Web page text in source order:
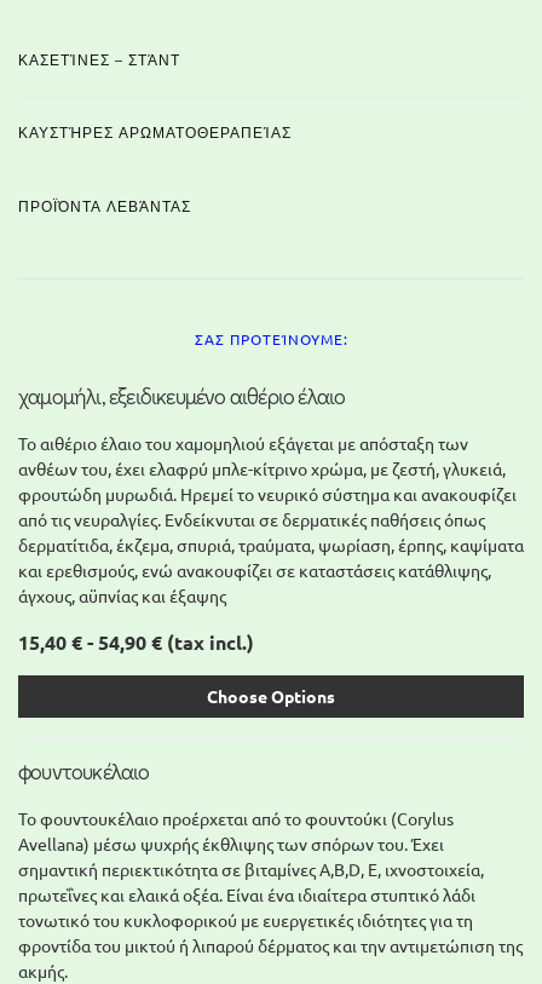
ΚΑΣΕΤΊΝΕΣ – ΣΤΆΝΤ
ΚΑΥΣΤΉΡΕΣ ΑΡΩΜΑΤΟΘΕΡΑΠΕΊΑΣ
ΠΡΟΪΌΝΤΑ ΛΕΒΆΝΤΑΣ
ΣΑΣ ΠΡΟΤΕΊΝΟΥΜΕ:
χαμομήλι, εξειδικευμένο αιθέριο έλαιο
Το αιθέριο έλαιο του χαμομηλιού εξάγεται με απόσταξη των
ανθέων του, έχει ελαφρύ μπλε-κίτρινο χρώμα, με ζεστή, γλυκειά,
φρουτώδη μυρωδιά. Ηρεμεί το νευρικό σύστημα και ανακουφίζει
από τις νευραλγίες. Ενδείκνυται σε δερματικές παθήσεις όπως
δερματίτιδα, έκζεμα, σπυριά, τραύματα, ψωρίαση, έρπης, καψίματα
και ερεθισμούς, ενώ ανακουφίζει σε καταστάσεις κατάθλιψης,
άγχους, αϋπνίας και έξαψης
15,40 € - 54,90 € (tax incl.)
Choose Options
φουντουκέλαιο
Το φουντουκέλαιο προέρχεται από το φουντούκι (Corylus
Avellana) μέσω ψυχρής έκθλιψης των σπόρων του. Έχει
σημαντική περιεκτικότητα σε βιταμίνες A,Β,D, Ε, ιχνοστοιχεία,
πρωτεΐνες και ελαικά οξέα. Είναι ένα ιδιαίτερα στυπτικό λάδι
τονωτικό του κυκλοφορικού με ευεργετικές ιδιότητες για τη
φροντίδα του μικτού ή λιπαρού δέρματος και την αντιμετώπιση της
ακμής.